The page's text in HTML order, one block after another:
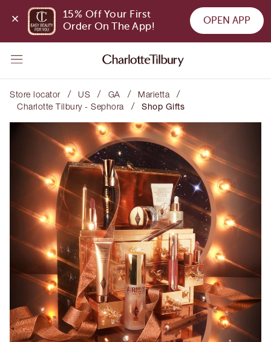
15% Off Your First
Order On The App!
OPEN APP
Store locator / US / GA / Marietta /
Charlotte Tilbury - Sephora / Shop Gifts